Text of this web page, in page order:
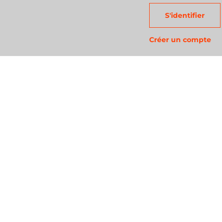
S'identifier
Créer un compte